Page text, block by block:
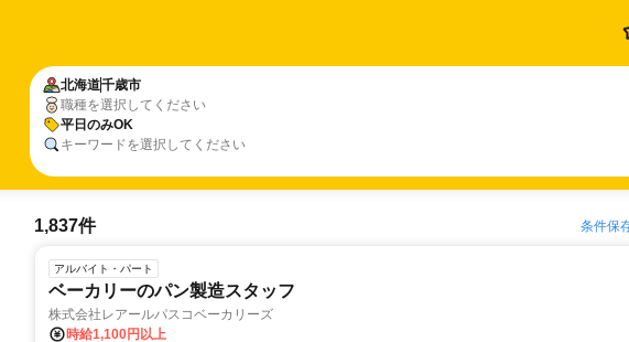
北海道千歳市
職種を選択してください
平日のみOK
キーワードを選択してください
1,837件 条件保
アルバイト・パート
ベーカリーのパン製造スタッフ
株式会社レアールパスコベーカリーズ
時給1,100円以上